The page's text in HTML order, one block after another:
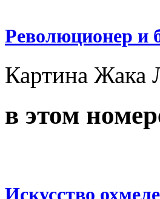
Революционер и
Картина Жака
в этом
Искусство